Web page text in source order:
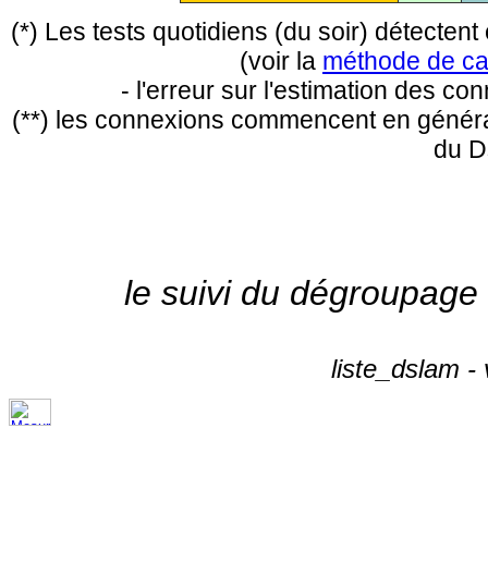
(*) Les tests quotidiens (du soir)
(voir la méthode de
- l'erreur sur l'estimation des
(**) les connexions commencent en
du
le suivi du
liste_dslam -